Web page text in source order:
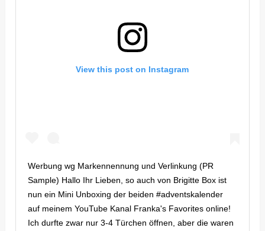
View this post on Instagram
Werbung wg Markennennung und Verlinkung (PR
Sample) Hallo Ihr Lieben, so auch von Brigitte Box ist
nun ein Mini Unboxing der beiden #adventskalender
auf meinem YouTube Kanal Franka's Favorites online!
Ich durfte zwar nur 3-4 Türchen öffnen, aber die waren